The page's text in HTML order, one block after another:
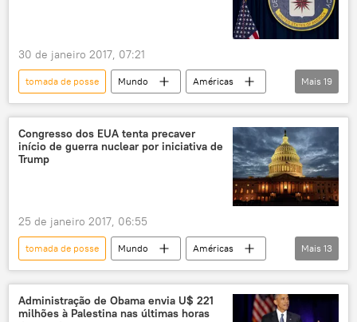
30 de janeiro 2017, 07:21
tomada de posse Mundo
Américas
Notícias
Washington
Moscou
Donald Trump
Dmitry Peskov
Congresso dos EUA
Ministério das Relações Exteriores da Rússia
Partido Republicano
Partido Democrata
análise
ataque nuclear
Mais 19
Congresso dos EUA tenta precaver
início de guerra nuclear por iniciativa de
Trump
25 de janeiro 2017, 06:55
tomada de posse Mundo
Américas
Notícias
Donald Trump
Congresso dos EUA
Partido Democrata
Mais 13
Administração de Obama envia U$ 221
milhões à Palestina nas últimas horas